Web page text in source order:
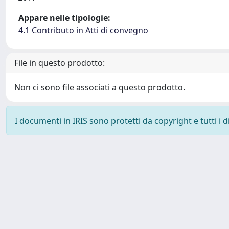
Appare nelle tipologie:
4.1 Contributo in Atti di convegno
File in questo prodotto:
Non ci sono file associati a questo prodotto.
I documenti in IRIS sono protetti da copyright e tutti i